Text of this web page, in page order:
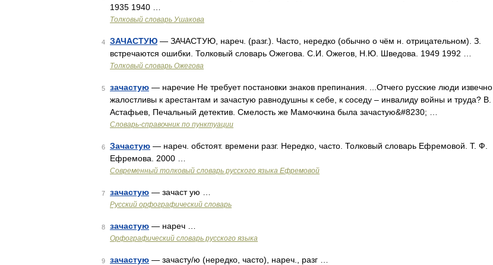
1935 1940 …
Толковый словарь Ушакова
4 ЗАЧАСТУЮ — ЗАЧАСТУЮ, нареч. (разг.). Часто, нередко (обычно о чём н. отрицательном). З.
встречаются ошибки. Толковый словарь Ожегова. С.И. Ожегов, Н.Ю. Шведова. 1949 1992 …
Толковый словарь Ожегова
5 зачастую — наречие Не требует постановки знаков препинания. ...Отчего русские люди извечно
жалостливы к арестантам и зачастую равнодушны к себе, к соседу – инвалиду войны и труда? В.
Астафьев, Печальный детектив. Смелость же Мамочкина была зачастую&#8230; …
Словарь-справочник по пунктуации
6 Зачастую — нареч. обстоят. времени разг. Нередко, часто. Толковый словарь Ефремовой. Т. Ф.
Ефремова. 2000 …
Современный толковый словарь русского языка Ефремовой
7 зачастую — зачаст ую …
Русский орфографический словарь
8 зачастую — нареч …
Орфографический словарь русского языка
9 зачастую — зачасту/ю (нередко, часто), нареч., разг …